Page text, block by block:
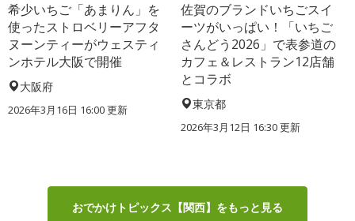
希少いちご「あまりん」を
使ったストロベリーアフタ
ヌーンティーがウェスティ
ンホテル大阪で開催
大阪府
2026年3月16日 16:00 更新
佐賀のブランドいちごスイ
ーツがいっぱい！「いちご
さんどう2026」で表参道の
カフェ＆レストラン12店舗
とコラボ
東京都
2026年3月12日 16:30 更新
おでかけトピックス【関西】をもっと見る